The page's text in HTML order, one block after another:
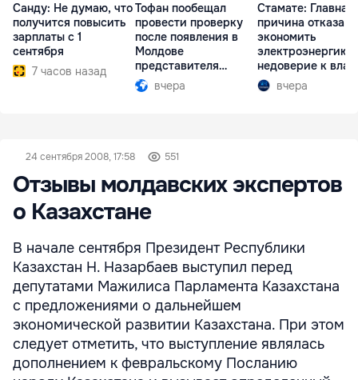
Санду: Не думаю, что
получится повысить
зарплаты с 1
сентября
7 часов назад
Тофан пообещал
провести проверку
после появления в
Молдове
представителя
Южной Осетии
вчера
Стамате: Главная
причина отказа
экономить
электроэнергию
недоверие к
вчера
24 сентября 2008, 17:58 551
Отзывы молдавских экспертов
о Казахстане
В начале сентября Президент Республики
Казахстан Н. Назарбаев выступил перед
депутатами Мажилиса Парламента Казахстана
с предложениями о дальнейшем
экономической развитии Казахстана. При этом
следует отметить, что выступление являлась
дополнением к февральскому Посланию